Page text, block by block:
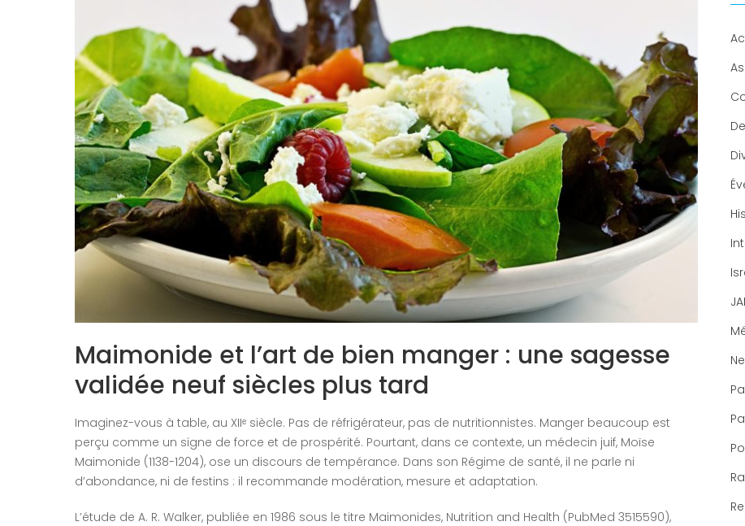
Maimonide et l’art de bien manger : une sagesse
validée neuf siècles plus tard
Imaginez-vous à table, au XIIᵉ siècle. Pas de réfrigérateur, pas de nutritionnistes. Manger beaucoup est
perçu comme un signe de force et de prospérité. Pourtant, dans ce contexte, un médecin juif, Moïse
Maimonide (1138-1204), ose un discours de tempérance. Dans son Régime de santé, il ne parle ni
d’abondance, ni de festins : il recommande modération, mesure et adaptation.
L’étude de A. R. Walker, publiée en 1986 sous le titre Maimonides, Nutrition and Health (PubMed 3515590),